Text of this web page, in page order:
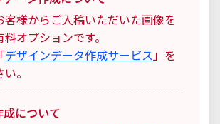
客様からご入稿いただいた画像を
オプションです。
デザインデータ作成サービス 」を
。
について